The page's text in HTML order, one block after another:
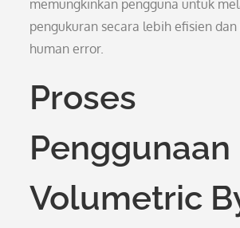
memungkinkan pengguna untuk
pengukuran secara lebih efisien
human error.
Proses
Penggunaan
Volumetric